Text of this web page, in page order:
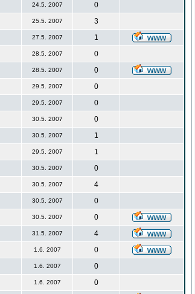
24.5. 2007
0
25.5. 2007
3
27.5. 2007
1
28.5. 2007
0
28.5. 2007
0
29.5. 2007
0
29.5. 2007
0
30.5. 2007
0
30.5. 2007
1
29.5. 2007
1
30.5. 2007
0
30.5. 2007
4
30.5. 2007
0
30.5. 2007
0
31.5. 2007
4
1.6. 2007
0
1.6. 2007
0
1.6. 2007
0